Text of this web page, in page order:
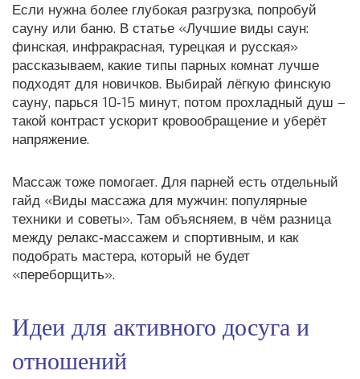
Если нужна более глубокая разгрузка, попробуй
сауну или баню. В статье «Лучшие виды саун:
финская, инфракрасная, турецкая и русская»
рассказываем, какие типы парных комнат лучше
подходят для новичков. Выбирай лёгкую финскую
сауну, парься 10‑15 минут, потом прохладный душ –
такой контраст ускорит кровообращение и уберёт
напряжение.
Массаж тоже помогает. Для парней есть отдельный
гайд «Виды массажа для мужчин: популярные
техники и советы». Там объясняем, в чём разница
между релакс‑массажем и спортивным, и как
подобрать мастера, который не будет
«переборщить».
Идеи для активного досуга и
отношений